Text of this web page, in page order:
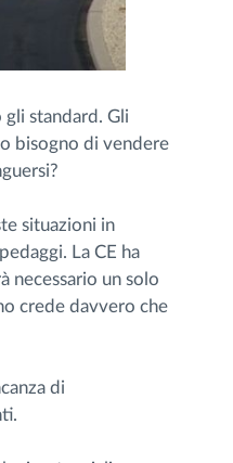
standard. Gli
bisogno di vendere
situazioni in
La CE ha
necessario un solo
crede davvero che
di